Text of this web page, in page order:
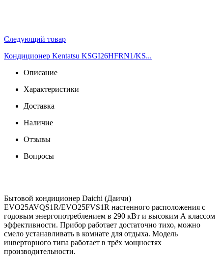
Следующий товар
Кондиционер Kentatsu KSGI26HFRN1/KS...
Описание
Характеристики
Доставка
Наличие
Отзывы
Вопросы
Бытовой кондиционер Daichi (Даичи)
EVO25AVQS1R/EVO25FVS1R настенного расположения с
годовым энергопотреблением в 290 кВт и высоким А классом
эффективности. Прибор работает достаточно тихо, можно
смело устанавливать в комнате для отдыха. Модель
инверторного типа работает в трёх мощностях
производительности.